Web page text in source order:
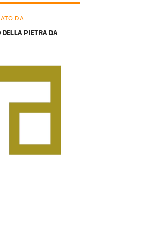
DA
DELLA PIETRA DA